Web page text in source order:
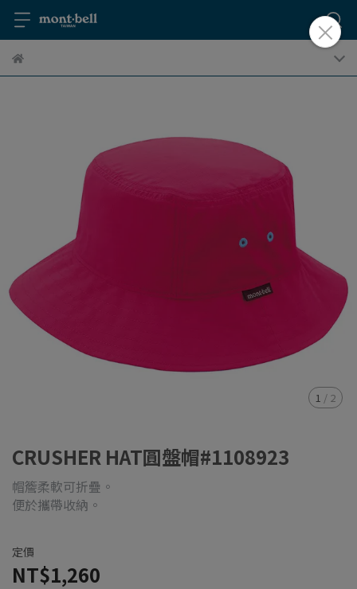
1 / 2
CRUSHER HAT圓盤帽#1108923
帽簷柔軟可折疊。
便於攜帶收納。
定價
NT$1,260